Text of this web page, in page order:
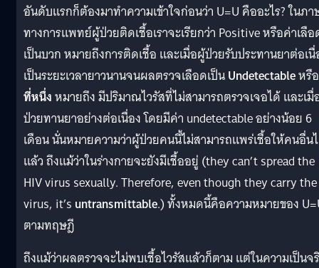
อันดับแรกก็ต้องมาทำความเข้าใจก่อนว่า U=U คืออะไร? ในภา
ทางการแพทย์ผู้ป่วยติดเชื้อเราจะเรียกว่า Positive หรือค่าเลื
เป็นบวก หมายถึงการติดเชื้อ และเมื่อผู้ป่วยรับประทานยาต่อเ
เป็นระยะเวลายาวนานจนผลตรวจเลือดเป็นUndetectableหรื
ที่หนึ่งหมายถึง มีปริมาณไวรัสที่ไม่สามารถตรวจเจอได้ และเ
ป่วยทานยาอย่างต่อเนื่อง โดยมีค่า undetectable อย่างน้อย 6
เดือน นั่นหมายความว่าผู้ป่วยคนนี้ไม่สามารถแพร่เชื้อให้คนอื่น
แล้ว ถึงแม้ว่าในร่างกายจะยังมีเชื้ออยู่ (they can’t spread the
HIV virus sexually. Therefore, even though they carry the
virus, it’s untransmittable.) ทั้งหมดนี้คือความหมายของ
ตามทฤษฎี
ถึงแม้ว่าผลตรวจจะไม่พบเชื้อไวรัสแล้วก็ตาม แต่ในความเป็นจ